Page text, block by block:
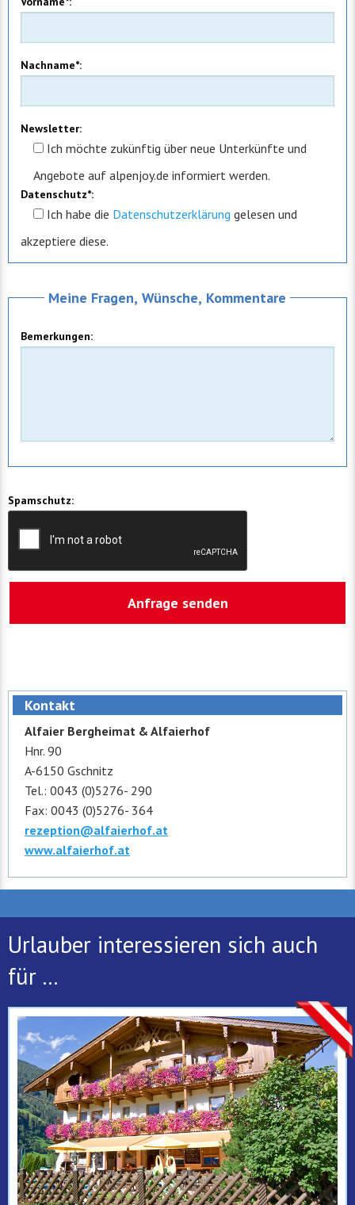
Nachname*:
Newsletter:
Ich möchte zukünftig über neue Unterkünfte und
Angebote auf alpenjoy.de informiert werden.
Datenschutz*:
Ich habe die Datenschutzerklärung gelesen und
akzeptiere diese.
Meine Fragen, Wünsche, Kommentare
Bemerkungen:
Spamschutz:
Kontakt
Alfaier Bergheimat & Alfaierhof
Hnr. 90
A-6150 Gschnitz
Tel.: 0043 (0)5276- 290
Fax: 0043 (0)5276- 364
rezeption@alfaierhof.at
www.alfaierhof.at
Urlauber interessieren sich auch
für ...